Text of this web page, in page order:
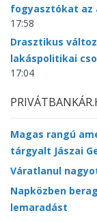
fogyasztókat az
17:58
Drasztikus
lakáspolitikai
17:04
Magas rangú
tárgyalt Jászai
Váratlanul
Napközben
lemaradást